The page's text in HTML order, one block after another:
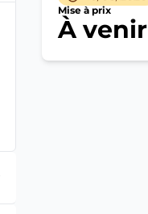
Mise à prix
À venir